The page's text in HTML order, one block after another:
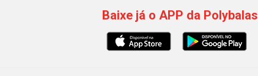
Baixe já o APP da Polybalas